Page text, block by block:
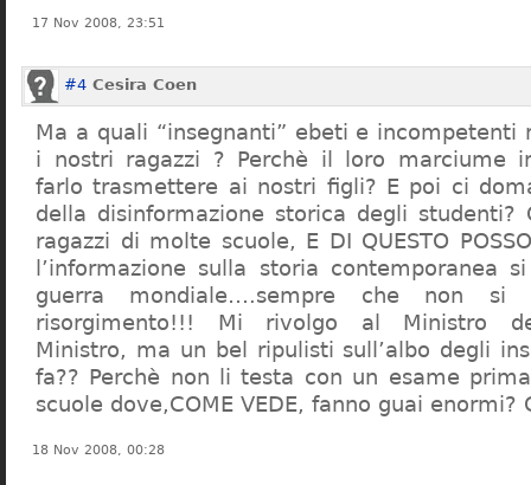
17 Nov 2008, 23:51
#4 Cesira Coen
Ma a quali “insegnanti” ebeti e
i nostri ragazzi ? Perchè il loro marciume
farlo trasmettere ai nostri figli? E poi ci
della disinformazione storica degli
ragazzi di molte scuole, E DI QUESTO POSSO
l’informazione sulla storia contemporanea
guerra mondiale….sempre che non
risorgimento!!! Mi rivolgo al Ministro
Ministro, ma un bel ripulisti sull’albo degli
fa?? Perchè non li testa con un esame
scuole dove,COME VEDE, fanno guai enormi?
18 Nov 2008, 00:28